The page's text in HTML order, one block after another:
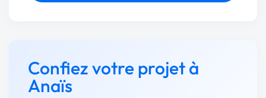
Confiez votre projet à
Anaïs